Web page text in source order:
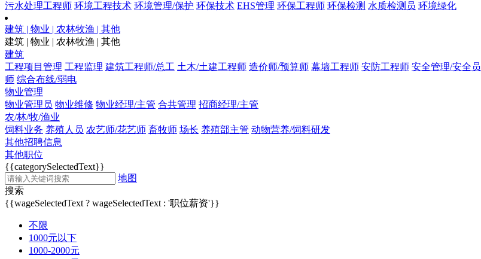
污水处理工程师 环境工程技术 环境管理/保护 环保技术 EHS管理 环保工程师 环保检测 水质检测员 环境绿化
建筑 | 物业 | 农林牧渔 | 其他
建筑 | 物业 | 农林牧渔 | 其他
建筑
工程项目管理 工程监理 建筑工程师/总工 土木/土建工程师 造价师/预算师 幕墙工程师 安防工程师 安全管理/安全员
师 综合布线/弱电
物业管理
物业管理员 物业维修 物业经理/主管 合共管理 招商经理/主管
农/林/牧/渔业
饲料业务 养殖人员 农艺师/花艺师 畜牧师 场长 养殖部主管 动物营养/饲料研发
其他招聘信息
其他职位
{{categorySelectedText}}
地图
搜索
{{wageSelectedText ? wageSelectedText : '职位薪资'}}
不限
1000元以下
1000-2000元